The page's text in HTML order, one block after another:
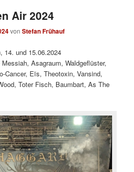
Air 2024
vonStefan Frühauf
14. und 15.06.2024
Asagraum, Waldgeflüster,
Cancer, Eïs, Theotoxin, Vansind,
Toter Fisch, Baumbart, As The